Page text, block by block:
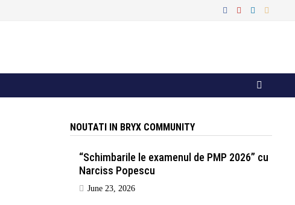
NOUTATI IN BRYX COMMUNITY
“Schimbarile le examenul de PMP 2026” cu
Narciss Popescu
June 23, 2026